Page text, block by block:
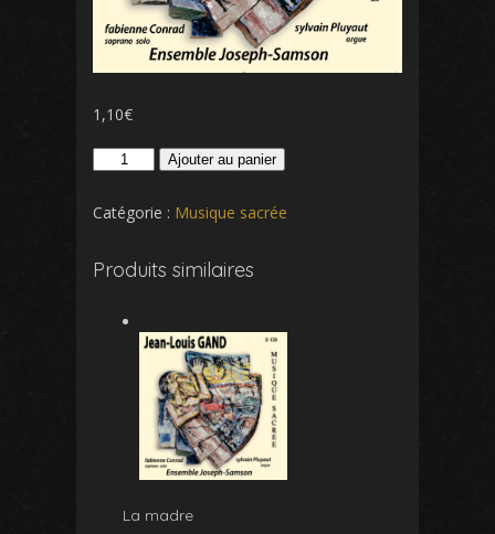
1,10€
quantité
Confitebor
Ajouter au panier
Catégorie : Musique sacrée
Produits similaires
La madre